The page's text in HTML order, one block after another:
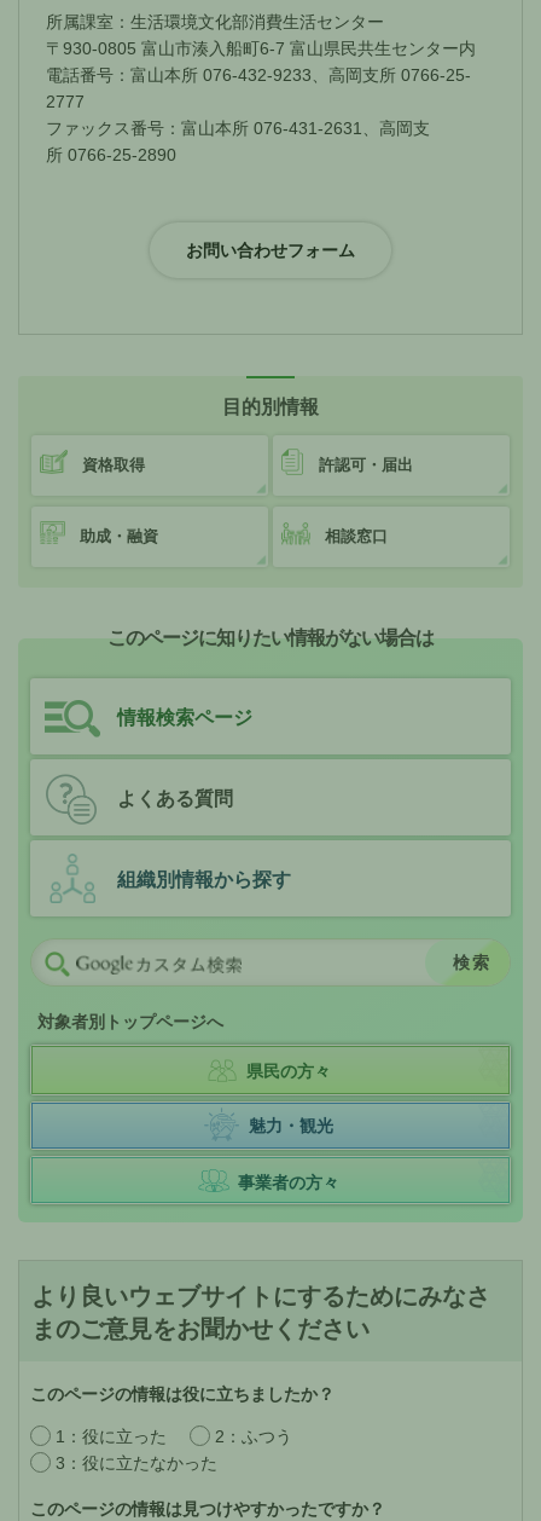
所属課室：生活環境文化部消費生活センター
〒930-0805 富山市湊入船町6-7 富山県民共生センター内
電話番号：富山本所 076-432-9233、高岡支所 0766-25-
2777
ファックス番号：富山本所 076-431-2631、高岡支
所 0766-25-2890
目的別情報
資格取得 許認可・届出
助成・融資 相談窓口
このページに知りたい情報がない場合は
情報検索ページ
よくある質問
組織別情報から探す
対象者別トップページへ
県民の方々
魅力・観光
事業者の方々
より良いウェブサイトにするためにみなさ
まのご意見をお聞かせください
このページの情報は役に立ちましたか？
1：役に立った
2：ふつう
3：役に立たなかった
このページの情報は見つけやすかったですか？